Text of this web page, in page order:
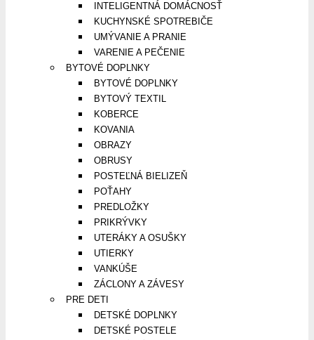
INTELIGENTNÁ DOMÁCNOSŤ
KUCHYNSKÉ SPOTREBIČE
UMÝVANIE A PRANIE
VARENIE A PEČENIE
BYTOVÉ DOPLNKY
BYTOVÉ DOPLNKY
BYTOVÝ TEXTIL
KOBERCE
KOVANIA
OBRAZY
OBRUSY
POSTEĽNÁ BIELIZEŇ
POŤAHY
PREDLOŽKY
PRIKRÝVKY
UTERÁKY A OSUŠKY
UTIERKY
VANKÚŠE
ZÁCLONY A ZÁVESY
PRE DETI
DETSKÉ DOPLNKY
DETSKÉ POSTELE